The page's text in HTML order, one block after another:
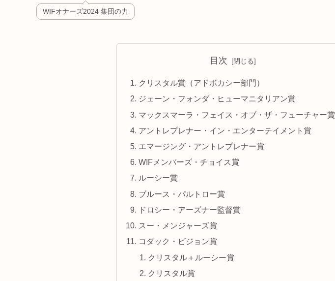
WIFオナーズ2024 集団の力
目次
クリスタル賞（アドボカシー部門）
ジェーン・フォンダ・ヒューマニタリアン賞
マックスマーラ・フェイス・オブ・ザ・フューチャー賞
アントレプレナー・イン・エンターテイメント賞
エマージング・アントレプレナー賞
WIFメンバーズ・チョイス賞
ルーシー賞
ブルース・パルトロー賞
ドロシー・アーズナー監督賞
スー・メンジャーズ賞
コダック・ビジョン賞
クリスタル＋ルーシー賞
クリスタル賞